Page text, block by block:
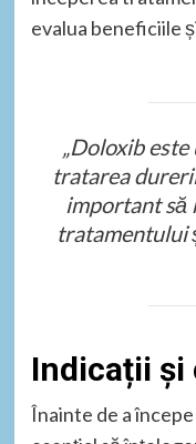
evalua beneficiile
„Doloxib
tratarea
important să
tratamentului
Indicații
Înainte de a